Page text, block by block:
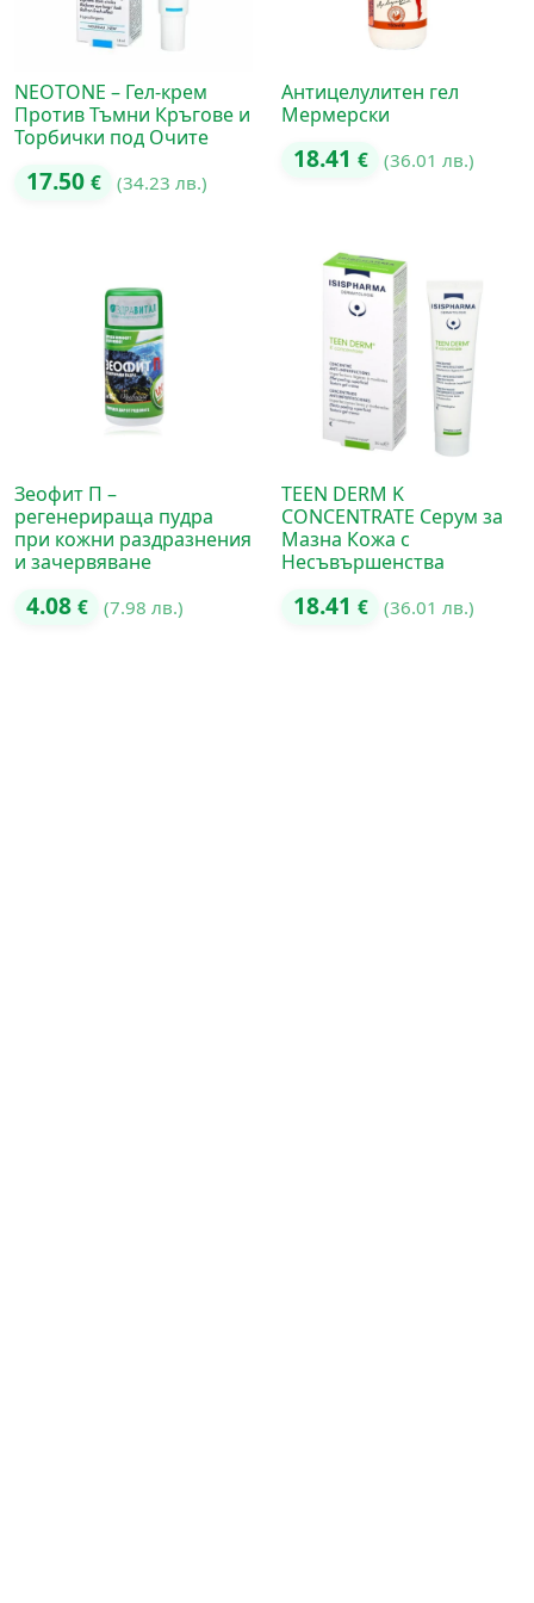
NEOTONE – Гел-крем
Против Тъмни Кръгове и
Торбички под Очите
17.50 € (34.23 лв.)
Антицелулитен гел
Мермерски
18.41 € (36.01 лв.)
Зеофит П –
регенерираща пудра
при кожни раздразнения
и зачервяване
4.08 € (7.98 лв.)
TEEN DERM K
CONCENTRATE Серум за
Мазна Кожа с
Несъвършенства
18.41 € (36.01 лв.)